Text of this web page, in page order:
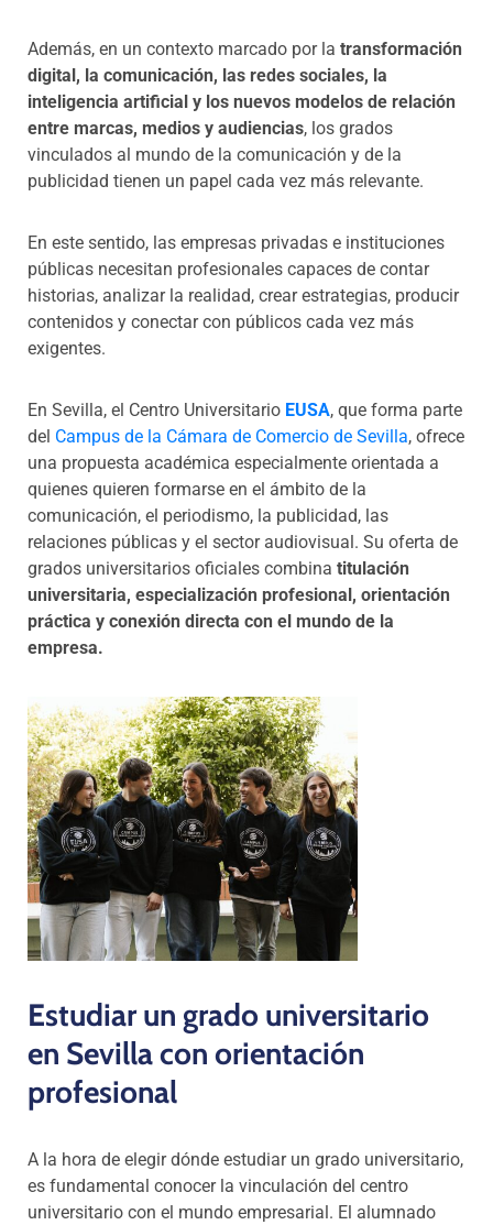
Además, en un contexto marcado por la transformación
digital, la comunicación, las redes sociales, la
inteligencia artificial y los nuevos modelos de relación
entre marcas, medios y audiencias, los grados
vinculados al mundo de la comunicación y de la
publicidad tienen un papel cada vez más relevante.
En este sentido, las empresas privadas e instituciones
públicas necesitan profesionales capaces de contar
historias, analizar la realidad, crear estrategias, producir
contenidos y conectar con públicos cada vez más
exigentes.
En Sevilla, el Centro Universitario EUSA, que forma parte
del Campus de la Cámara de Comercio de Sevilla, ofrece
una propuesta académica especialmente orientada a
quienes quieren formarse en el ámbito de la
comunicación, el periodismo, la publicidad, las
relaciones públicas y el sector audiovisual. Su oferta de
grados universitarios oficiales combina titulación
universitaria, especialización profesional, orientación
práctica y conexión directa con el mundo de la
empresa.
Estudiar un grado universitario
en Sevilla con orientación
profesional
A la hora de elegir dónde estudiar un grado universitario,
es fundamental conocer la vinculación del centro
universitario con el mundo empresarial. El alumnado